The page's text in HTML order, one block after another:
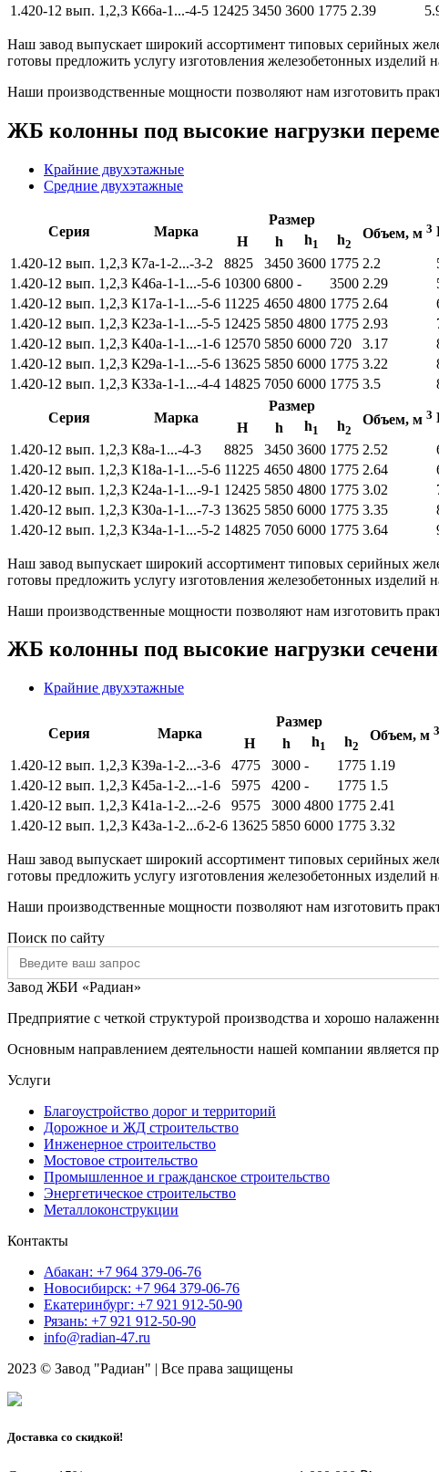
1.420-12 вып. 1,2,3 К66а-1...-4-5 12425 3450 3600 1775 2.39
Наш завод выпускает широкий ассортимент типовых серийных
готовы предложить услугу изготовления железобетонных изделий
Наши производственные мощности позволяют нам изготовить
ЖБ колонны под высокие нагрузки
Крайние двухэтажные
Средние двухэтажные
Серия Марка
Размер
Объем, м 3
Н h h1 h2
1.420-12 вып. 1,2,3 К7а-1-2...-3-2 8825 3450 3600 1775 2.2
1.420-12 вып. 1,2,3 К46а-1-1...-5-6 10300 6800 - 3500 2.29
1.420-12 вып. 1,2,3 К17а-1-1...-5-6 11225 4650 4800 1775 2.64
1.420-12 вып. 1,2,3 К23а-1-1...-5-5 12425 5850 4800 1775 2.93
1.420-12 вып. 1,2,3 К40а-1-1...-1-6 12570 5850 6000 720 3.17
1.420-12 вып. 1,2,3 К29а-1-1...-5-6 13625 5850 6000 1775 3.22
1.420-12 вып. 1,2,3 К33а-1-1...-4-4 14825 7050 6000 1775 3.5
Серия Марка
Размер
Объем, м 3
Н h h1 h2
1.420-12 вып. 1,2,3 К8а-1...-4-3 8825 3450 3600 1775 2.52
1.420-12 вып. 1,2,3 К18а-1-1...-5-6 11225 4650 4800 1775 2.64
1.420-12 вып. 1,2,3 К24а-1-1...-9-1 12425 5850 4800 1775 3.02
1.420-12 вып. 1,2,3 К30а-1-1...-7-3 13625 5850 6000 1775 3.35
1.420-12 вып. 1,2,3 К34а-1-1...-5-2 14825 7050 6000 1775 3.64
Наш завод выпускает широкий ассортимент типовых серийных
готовы предложить услугу изготовления железобетонных изделий
Наши производственные мощности позволяют нам изготовить
ЖБ колонны под высокие нагрузки
Крайние двухэтажные
Серия Марка
Размер
Объем, м 3
Н h h1 h2
1.420-12 вып. 1,2,3 К39а-1-2...-3-6 4775 3000 - 1775 1.19
1.420-12 вып. 1,2,3 К45а-1-2...-1-6 5975 4200 - 1775 1.5
1.420-12 вып. 1,2,3 К41а-1-2...-2-6 9575 3000 4800 1775 2.41
1.420-12 вып. 1,2,3 К43а-1-2...б-2-6 13625 5850 6000 1775 3.32
Наш завод выпускает широкий ассортимент типовых серийных
готовы предложить услугу изготовления железобетонных изделий
Наши производственные мощности позволяют нам изготовить
Поиск по сайту
Search
for:
Завод ЖБИ «Радиан»
Предприятие с четкой структурой производства и хорошо
Основным направлением деятельности нашей компании является
Услуги
Благоустройство дорог и территорий
Дорожное и ЖД строительство
Инженерное строительство
Мостовое строительство
Промышленное и гражданское строительство
Энергетическое строительство
Металлоконструкции
Контакты
Абакан: +7 964 379-06-76
Новосибирск: +7 964 379-06-76
Екатеринбург: +7 921 912-50-90
Рязань: +7 921 912-50-90
info@radian-47.ru
2023 © Завод "Радиан" | Все права защищены
Доставка со скидкой!